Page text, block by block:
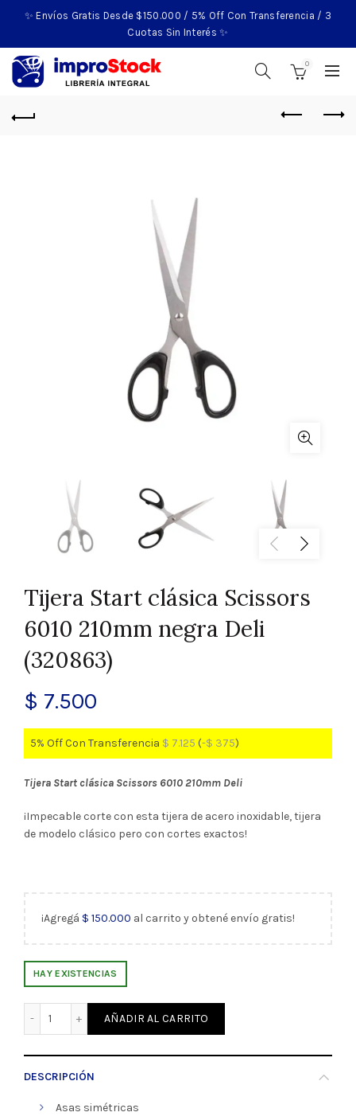
✨ Envíos Gratis Desde $150.000 / 5% Off Con Transferencia / 3
Cuotas Sin Interés ✨
0
Tijera Start clásica Scissors
6010 210mm negra Deli
(320863)
$ 7.500
5% Off Con Transferencia $ 7.125 (-$ 375)
Tijera Start clásica Scissors 6010 210mm Deli
¡Impecable corte con esta tijera de acero inoxidable, tijera
de modelo clásico pero con cortes exactos!
¡Agregá $ 150.000 al carrito y obtené envío gratis!
HAY EXISTENCIAS
Tijera Start clásica Scissors 6010 210mm negra Deli
AÑADIR AL CARRITO
DESCRIPCIÓN
Asas simétricas